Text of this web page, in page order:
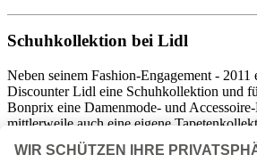
Schuhkollektion bei Lidl
Neben seinem Fashion-Engagement - 2011
Discounter Lidl eine Schuhkollektion und
Bonprix eine Damenmode- und
mittlerweile auch eine eigene
Darüber hinaus ist Harald Glööckler auch
2009 stiftete er den mit 5.000 EUR